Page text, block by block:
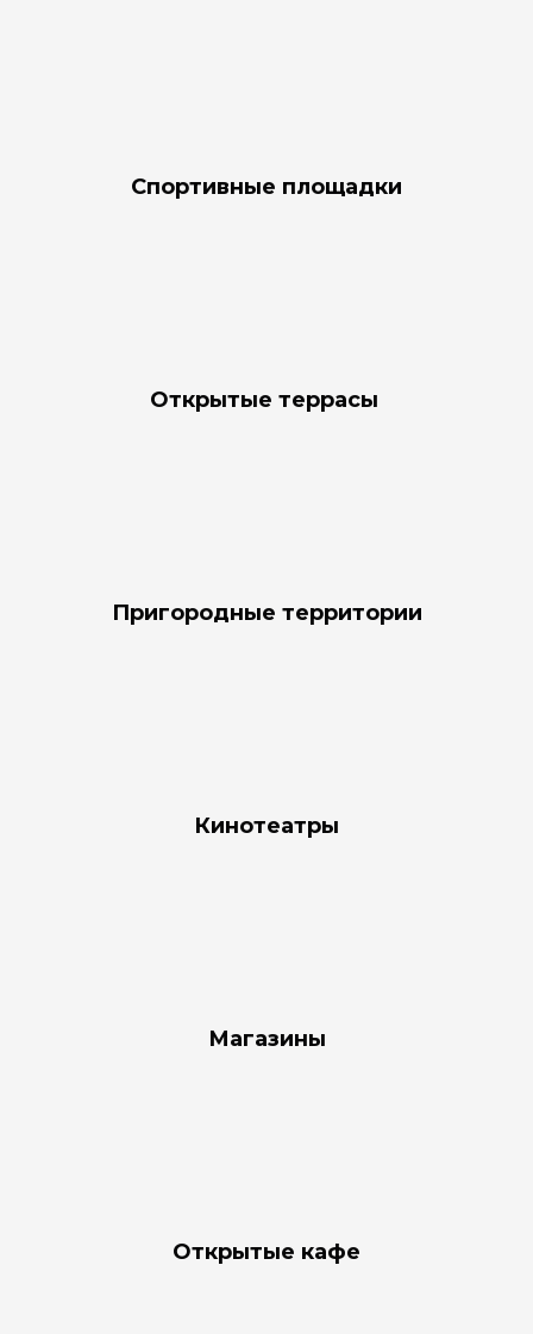
Спортивные площадки
Открытые террасы
Пригородные территории
Кинотеатры
Магазины
Открытые кафе